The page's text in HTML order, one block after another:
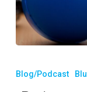
Blog/Podcast